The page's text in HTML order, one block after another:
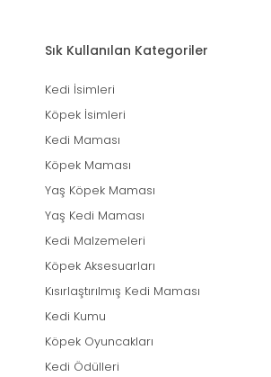
Sık Kullanılan Kategoriler
Kedi İsimleri
Köpek İsimleri
Kedi Maması
Köpek Maması
Yaş Köpek Maması
Yaş Kedi Maması
Kedi Malzemeleri
Köpek Aksesuarları
Kısırlaştırılmış Kedi Maması
Kedi Kumu
Köpek Oyuncakları
Kedi Ödülleri